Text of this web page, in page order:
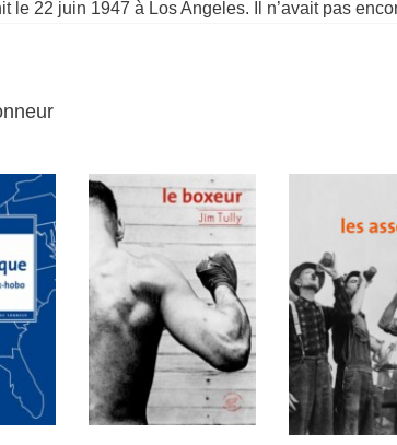
le 22 juin 1947 à Los Angeles. Il n’avait pas